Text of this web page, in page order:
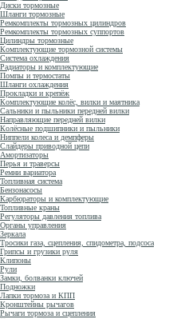
Диски тормозные
Шланги тормозные
Ремкомплекты тормозных цилиндров
Ремкомплекты тормозных суппортов
Цилиндры тормозные
Комплектующие тормозной системы
Система охлаждения
Радиаторы и комплектующие
Помпы и термостаты
Шланги охлаждения
Прокладки и крепёж
Комплектующие колёс, вилки и маятника
Сальники и пыльники передней вилки
Направляющие передней вилки
Колёсные подшипники и пыльники
Ниппели колеса и демпферы
Слайдеры приводной цепи
Амортизаторы
Перья и траверсы
Ремни вариатора
Топливная система
Бензонасосы
Карбюраторы и комплектующие
Топливные краны
Регуляторы давления топлива
Органы управления
Зеркала
Тросики газа, сцепления, спидометра, подсоса
Грипсы и грузики руля
Клипоны
Рули
Замки, болванки ключей
Подножки
Лапки тормоза и КПП
Кронштейны рычагов
Рычаги тормоза и сцепления